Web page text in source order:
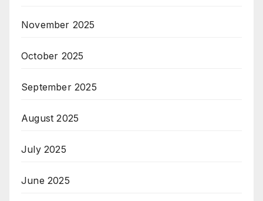
November 2025
October 2025
September 2025
August 2025
July 2025
June 2025